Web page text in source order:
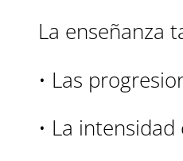
La enseñanza
• Las
• La intensidad